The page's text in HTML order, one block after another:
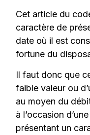
Cet article du
caractère de
date où il est
fortune du
Il faut donc que
faible valeur ou
au moyen du
à l’occasion
présentant un